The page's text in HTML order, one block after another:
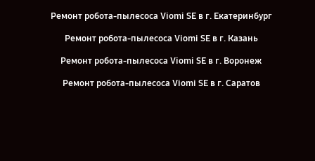
Ремонт робота-пылесоса Viomi SE в г. Екатеринбург
Ремонт робота-пылесоса Viomi SE в г. Казань
Ремонт робота-пылесоса Viomi SE в г. Воронеж
Ремонт робота-пылесоса Viomi SE в г. Саратов